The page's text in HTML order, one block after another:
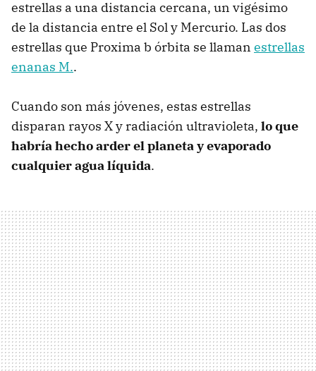
estrellas a una distancia cercana, un vigésimo
de la distancia entre el Sol y Mercurio. Las dos
estrellas que Proxima b órbita se llaman estrellas
enanas M..
Cuando son más jóvenes, estas estrellas
disparan rayos X y radiación ultravioleta, lo que
habría hecho arder el planeta y evaporado
cualquier agua líquida.